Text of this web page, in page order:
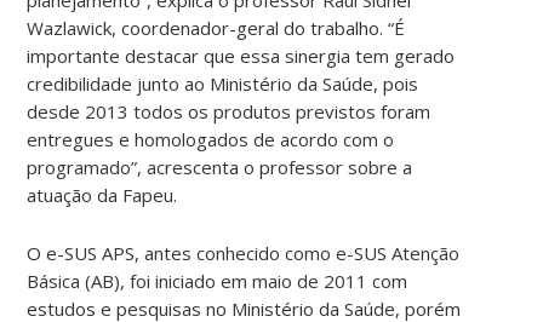
Wazlawick, coordenador-geral do trabalho. “É
importante destacar que essa sinergia tem gerado
credibilidade junto ao Ministério da Saúde, pois
desde 2013 todos os produtos previstos foram
entregues e homologados de acordo com o
programado”, acrescenta o professor sobre a
atuação da Fapeu.
O e-SUS APS, antes conhecido como e-SUS Atenção
Básica (AB), foi iniciado em maio de 2011 com
estudos e pesquisas no Ministério da Saúde, porém